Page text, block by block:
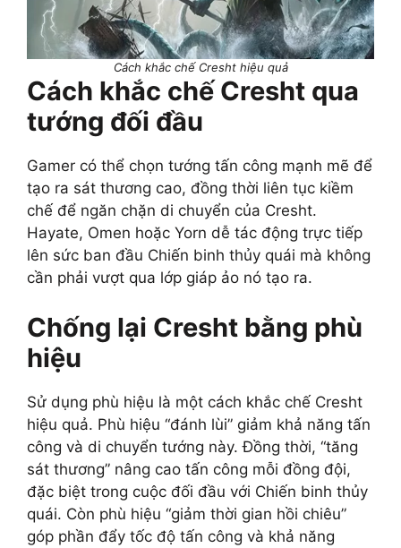
Cách khắc chế Cresht hiệu quả
Cách khắc chế Cresht qua
tướng đối đầu
Gamer có thể chọn tướng tấn công mạnh mẽ để
tạo ra sát thương cao, đồng thời liên tục kiềm
chế để ngăn chặn di chuyển của Cresht.
Hayate, Omen hoặc Yorn dễ tác động trực tiếp
lên sức ban đầu Chiến binh thủy quái mà không
cần phải vượt qua lớp giáp ảo nó tạo ra.
Chống lại Cresht bằng phù
hiệu
Sử dụng phù hiệu là một cách khắc chế Cresht
hiệu quả. Phù hiệu “đánh lùi” giảm khả năng tấn
công và di chuyển tướng này. Đồng thời, “tăng
sát thương” nâng cao tấn công mỗi đồng đội,
đặc biệt trong cuộc đối đầu với Chiến binh thủy
quái. Còn phù hiệu “giảm thời gian hồi chiêu”
góp phần đẩy tốc độ tấn công và khả năng